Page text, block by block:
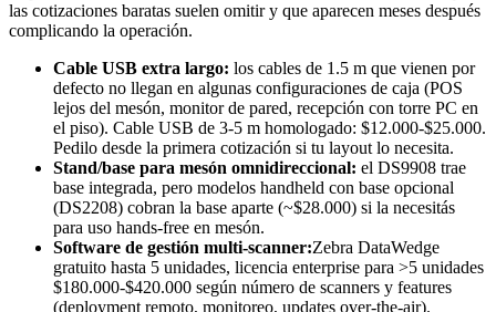
las cotizaciones baratas suelen omitir y que aparecen meses después
complicando la operación.
Cable USB extra largo: los cables de 1.5 m que vienen por
defecto no llegan en algunas configuraciones de caja (POS
lejos del mesón, monitor de pared, recepción con torre PC en
el piso). Cable USB de 3-5 m homologado: $12.000-$25.000.
Pedilo desde la primera cotización si tu layout lo necesita.
Stand/base para mesón omnidireccional: el DS9908 trae
base integrada, pero modelos handheld con base opcional
(DS2208) cobran la base aparte (~$28.000) si la necesitás
para uso hands-free en mesón.
Software de gestión multi-scanner:Zebra DataWedge
gratuito hasta 5 unidades, licencia enterprise para >5 unidades
$180.000-$420.000 según número de scanners y features
(deployment remoto, monitoreo, updates over-the-air).